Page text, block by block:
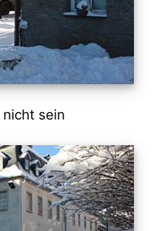
sein